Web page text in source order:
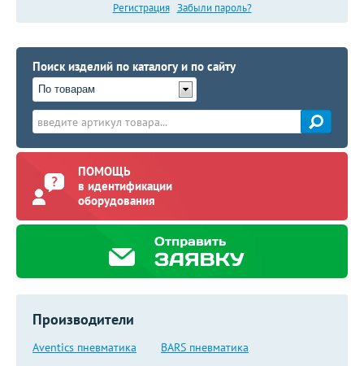
Регистрация Забыли пароль?
Поиск изделий по каталогу и по сайту
По товарам
ПОМОЩЬ
в идентификации
оборудования
Производители
Aventics пневматика
BARS пневматика